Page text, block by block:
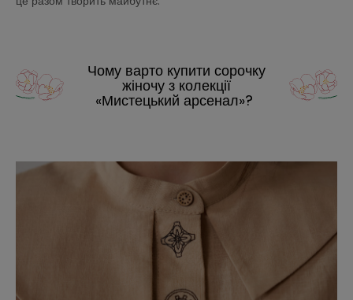
Чому варто купити сорочку
жіночу з колекції
«Мистецький арсенал»?